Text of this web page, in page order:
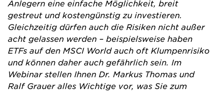
Anlegern eine einfache Möglichkeit, breit
gestreut und kostengünstig zu investieren.
Gleichzeitig dürfen auch die Risiken nicht außer
acht gelassen werden – beispielsweise haben
ETFs auf den MSCI World auch oft Klumpenrisiko
und können daher auch gefährlich sein. Im
Webinarstellen Ihnen Dr. Markus Thomas und
Ralf Grauer alles Wichtige vor, was Sie zum